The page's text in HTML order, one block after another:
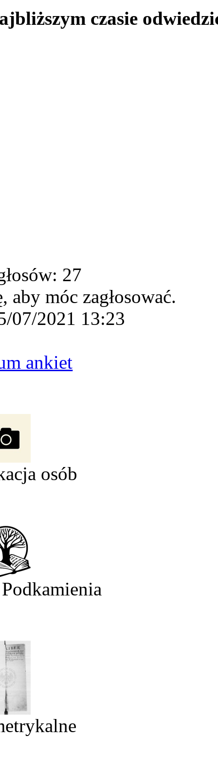
czasie
27
aby móc zagłosować.
07/2021 13:23
ankiet
osób